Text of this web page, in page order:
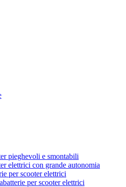
pieghevoli e smontabili
elettrici con grande autonomia
per scooter elettrici
per scooter elettrici